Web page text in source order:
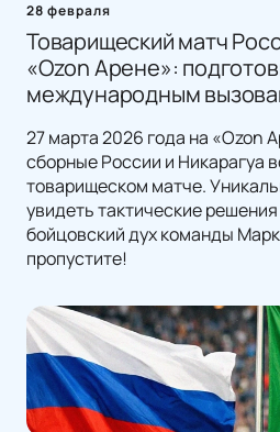
28 февраля
Товарищеский матч
«Ozon Арене»:
международным
27 марта 2026 года на «Ozon
сборные России и Никарагуа
товарищеском матче.
увидеть тактические
бойцовский дух команды
пропустите!